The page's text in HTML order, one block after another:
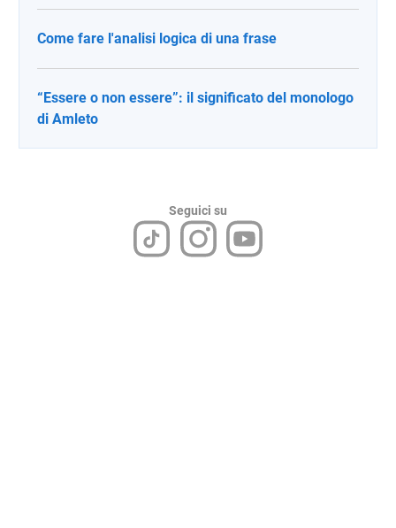
Come fare l'analisi logica di una frase
“Essere o non essere”: il significato del monologo
di Amleto
Seguici su